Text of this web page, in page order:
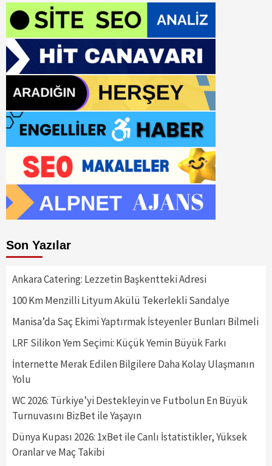
Son Yazılar
Ankara Catering: Lezzetin Başkentteki Adresi
100 Km Menzilli Lityum Akülü Tekerlekli Sandalye
Manisa’da Saç Ekimi Yaptırmak İsteyenler Bunları Bilmeli
LRF Silikon Yem Seçimi: Küçük Yemin Büyük Farkı
İnternette Merak Edilen Bilgilere Daha Kolay Ulaşmanın
Yolu
WC 2026: Türkiye’yi Destekleyin ve Futbolun En Büyük
Turnuvasını BizBet ile Yaşayın
Dünya Kupası 2026: 1xBet ile Canlı İstatistikler, Yüksek
Oranlar ve Maç Takibi